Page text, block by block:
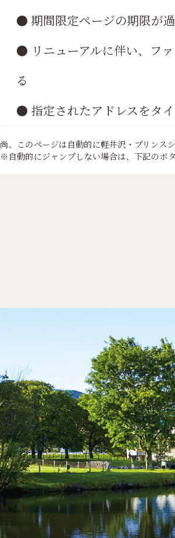
● 期間限定ページの期限が
● リニューアルに伴い、フ
る
● 指定されたアドレスをタ
尚、このページは自動的に軽井沢・プリンス
※自動的にジャンプしない場合は、下記のボ